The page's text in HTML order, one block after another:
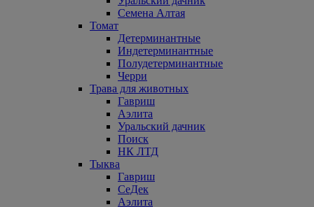
Семена Алтая
Томат
Детерминантные
Индетерминантные
Полудетерминантные
Черри
Трава для животных
Гавриш
Аэлита
Уральский дачник
Поиск
НК ЛТД
Тыква
Гавриш
СеДек
Аэлита